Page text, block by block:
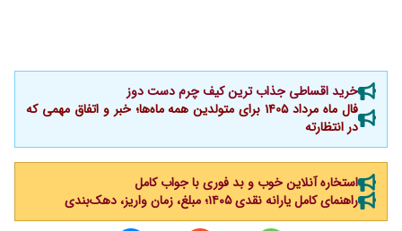
خرید اقساطی جذاب ترین کیف چرم دست دوز
فال ماه مرداد 1405 برای متولدین همه ماه‌ها؛ خبر و اتفاق مهمی که
در انتظارته
استخاره آنلاین خوب و بد فوری با جواب کامل
راهنمای کامل یارانه نقدی ۱۴۰۵؛ مبلغ، زمان واریز، دهک‌بندی